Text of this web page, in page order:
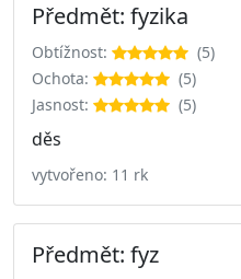
Předmět: fyzika
Obtížnost:
(5)
Ochota:
(5)
Jasnost:
(5)
děs
vytvořeno: 11 rk
Předmět: fyz